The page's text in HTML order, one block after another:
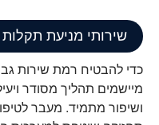
שירותי מניעת
מיישמים תהליך מסודר
ושיפור מתמיד. מעבר